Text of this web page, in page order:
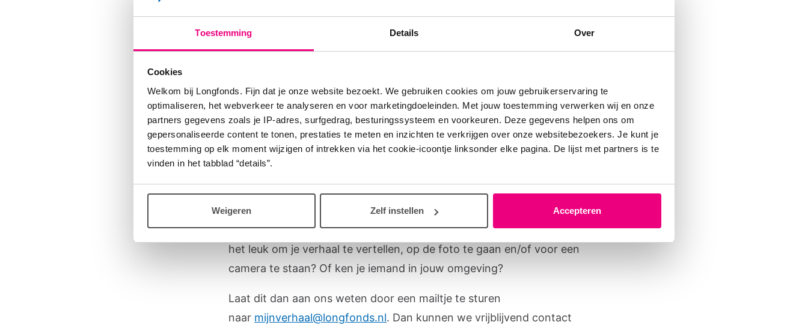
Toestemming Details Over
Cookies
Welkom bij Longfonds. Fijn dat je onze website bezoekt. We gebruiken cookies om jouw gebruikerservaring te
optimaliseren, het webverkeer te analyseren en voor marketingdoeleinden. Met jouw toestemming verwerken wij en onze
partners gegevens zoals je IP-adres, surfgedrag, besturingssysteem en voorkeuren. Deze gegevens helpen ons om
gepersonaliseerde content te tonen, prestaties te meten en inzichten te verkrijgen over onze websitebezoekers. Je kunt je
toestemming op elk moment wijzigen of intrekken via het cookie-icoontje linksonder elke pagina. De lijst met partners is te
vinden in het tabblad “details”.
Weigeren Zelf instellen Accepteren
Noëlle
helpen ons om astma op de kaart te zetten. Ook willen
Help jij ons astma een gezicht te
geven?
jonger) die samen met ons astma een gezicht willen geven. Wil jij je
verhaal delen? Bijvoorbeeld in de media, op Facebook, op onze
site, in campagnes of in voorlichtingsboekjes? Vinden jij en je kind
het leuk om je verhaal te vertellen, op de foto te gaan en/of voor een
camera te staan? Of ken je iemand in jouw omgeving?
Laat dit dan aan ons weten door een mailtje te sturen
naar mijnverhaal@longfonds.nl. Dan kunnen we vrijblijvend contact